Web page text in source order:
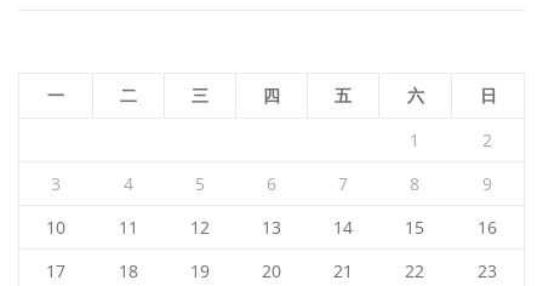
一 二 三 四 五 六
日
1
2
3
4 5 6 7 8
9
10
11 12 13 14 15
16
17
18 19 20 21 22
23